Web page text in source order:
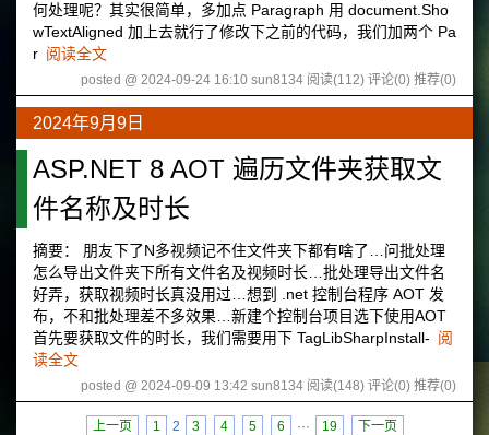
何处理呢？其实很简单，多加点 Paragraph 用 document.Sho
wTextAligned 加上去就行了修改下之前的代码，我们加两个 Pa
r 阅读全文
posted @ 2024-09-24 16:10 sun8134 阅读(112) 评论(0) 推荐(0)
2024年9月9日
ASP.NET 8 AOT 遍历文件夹获取文
件名称及时长
摘要： 朋友下了N多视频记不住文件夹下都有啥了…问批处理
怎么导出文件夹下所有文件名及视频时长…批处理导出文件名
好弄，获取视频时长真没用过…想到 .net 控制台程序 AOT 发
布，不和批处理差不多效果…新建个控制台项目选下使用AOT
首先要获取文件的时长，我们需要用下 TagLibSharpInstall- 阅
读全文
posted @ 2024-09-09 13:42 sun8134 阅读(148) 评论(0) 推荐(0)
上一页 1 2 3 4 5 6 ··· 19 下一页